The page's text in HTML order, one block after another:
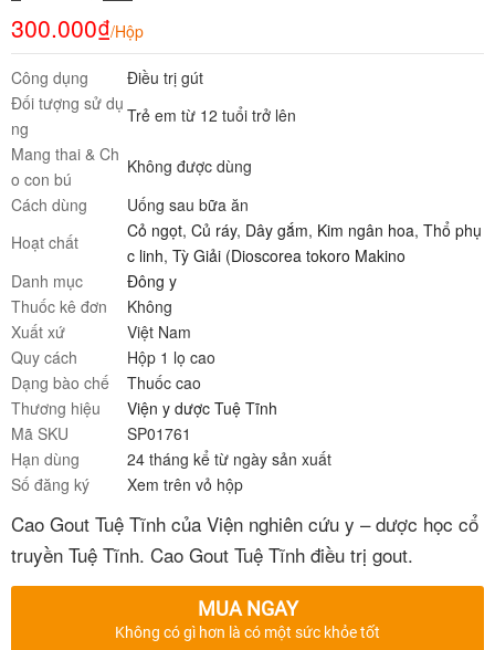
300.000₫/Hộp
Công dụng
Điều trị gút
Đối tượng sử dụ
ng
Trẻ em từ 12 tuổi trở lên
Mang thai & Ch
o con bú
Không được dùng
Cách dùng
Uống sau bữa ăn
Hoạt chất
Cỏ ngọt, Củ ráy, Dây gắm, Kim ngân hoa, Thổ phụ
c linh, Tỳ Giải (Dioscorea tokoro Makino
Danh mục
Đông y
Thuốc kê đơn
Không
Xuất xứ
Việt Nam
Quy cách
Hộp 1 lọ cao
Dạng bào chế
Thuốc cao
Thương hiệu
Viện y dược Tuệ Tĩnh
Mã SKU
SP01761
Hạn dùng
24 tháng kể từ ngày sản xuất
Số đăng ký
Xem trên vỏ hộp
Cao Gout Tuệ Tĩnh của Viện nghiên cứu y – dược học cổ
truyền Tuệ Tĩnh. Cao Gout Tuệ Tĩnh điều trị gout.
MUA NGAY
Không có gì hơn là có một sức khỏe tốt